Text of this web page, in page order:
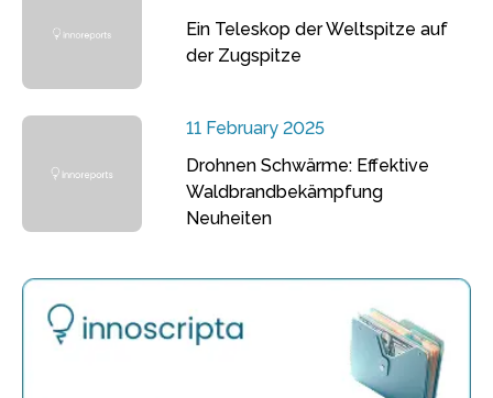
Ein Teleskop der Weltspitze auf
der Zugspitze
11 February 2025
Drohnen Schwärme: Effektive
Waldbrandbekämpfung
Neuheiten